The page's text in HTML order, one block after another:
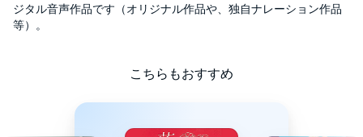
ジタル音声作品です（オリジナル作品や、独自ナレーション作品
等）。
こちらもおすすめ